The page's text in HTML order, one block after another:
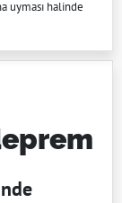
uyması halinde